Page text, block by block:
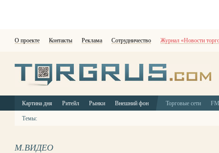
О проекте Контакты Реклама Сотрудничество Журнал «Новости
Картина дня Ритейл Рынки Внешний фон Торговые сети
Темы:
М.ВИДЕО